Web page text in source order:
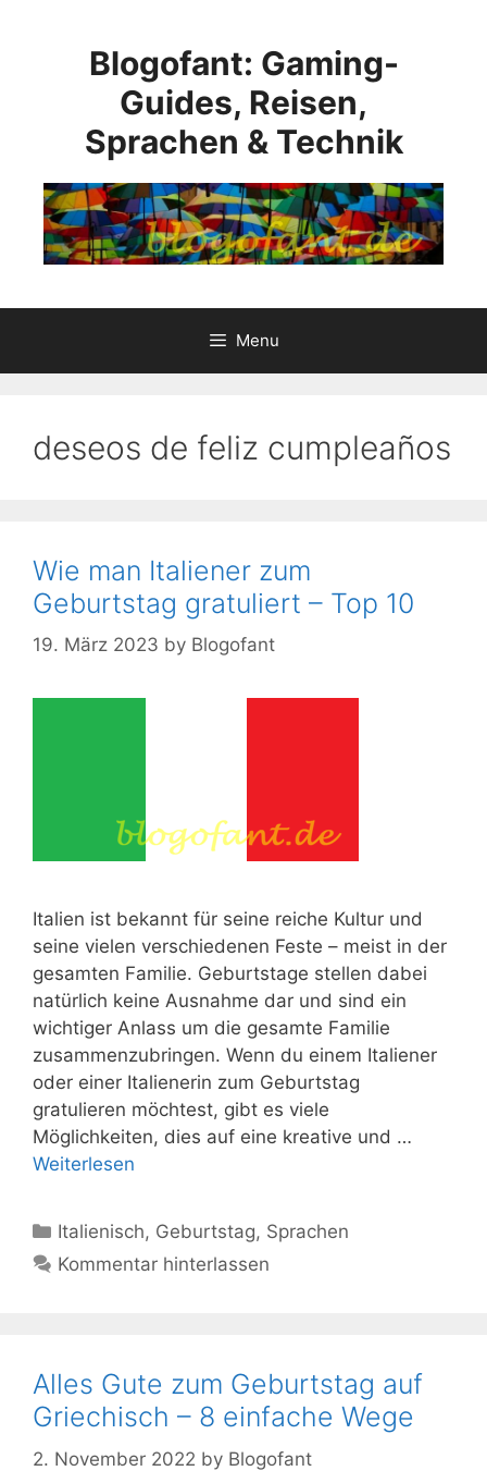
Blogofant: Gaming-
Guides, Reisen,
Sprachen & Technik
Menu
deseos de feliz cumpleaños
Wie man Italiener zum
Geburtstag gratuliert – Top 10
19. März 2023 by Blogofant
Italien ist bekannt für seine reiche Kultur und
seine vielen verschiedenen Feste – meist in der
gesamten Familie. Geburtstage stellen dabei
natürlich keine Ausnahme dar und sind ein
wichtiger Anlass um die gesamte Familie
zusammenzubringen. Wenn du einem Italiener
oder einer Italienerin zum Geburtstag
gratulieren möchtest, gibt es viele
Möglichkeiten, dies auf eine kreative und …
Weiterlesen
Kategorien
Italienisch, Geburtstag, Sprachen
Kommentar hinterlassen
Alles Gute zum Geburtstag auf
Griechisch – 8 einfache Wege
2. November 2022 by Blogofant